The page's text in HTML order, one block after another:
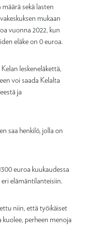
sekä lasten
mukaan
vuonna 2022, kun
eläke on 0 euroa.
leskeneläkettä,
voi saada Kelalta
ja
saa henkilö, jolla on
euroa kuukaudessa
elämäntilanteisiin.
niin, että työikäiset
perheen menoja